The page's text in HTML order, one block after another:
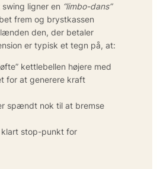
ligner en “limbo-dans”
frem og brystkassen
den, der betaler
er typisk et tegn på, at:
kettlebellen højere med
for at generere kraft
spændt nok til at bremse
stop-punkt for